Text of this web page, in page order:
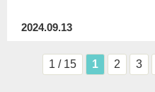
2024.09.13
1 / 15 1 2 3